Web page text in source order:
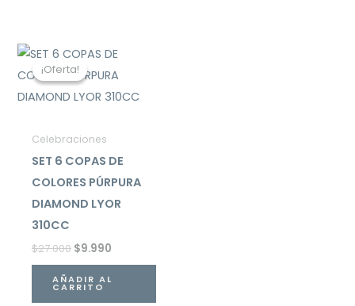
¡Oferta!
¡Oferta!
Celebraciones
SET 6 COPAS DE
COLORES PÚRPURA
DIAMOND LYOR
310CC
$27.000
El
precio
original
era:
$27.000.
$9.990
El
precio
actual
es:
$9.990.
AÑADIR AL
CARRITO